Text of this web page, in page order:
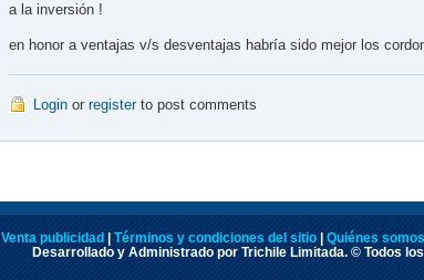
a la inversión !
en honor a ventajas v/s desventajas habría sido mejor los
Login orregisterto post comments
Venta publicidad Términos y condiciones del sitio Quiénes somos
Desarrollado y Administrado por Trichile Limitada. © Todos